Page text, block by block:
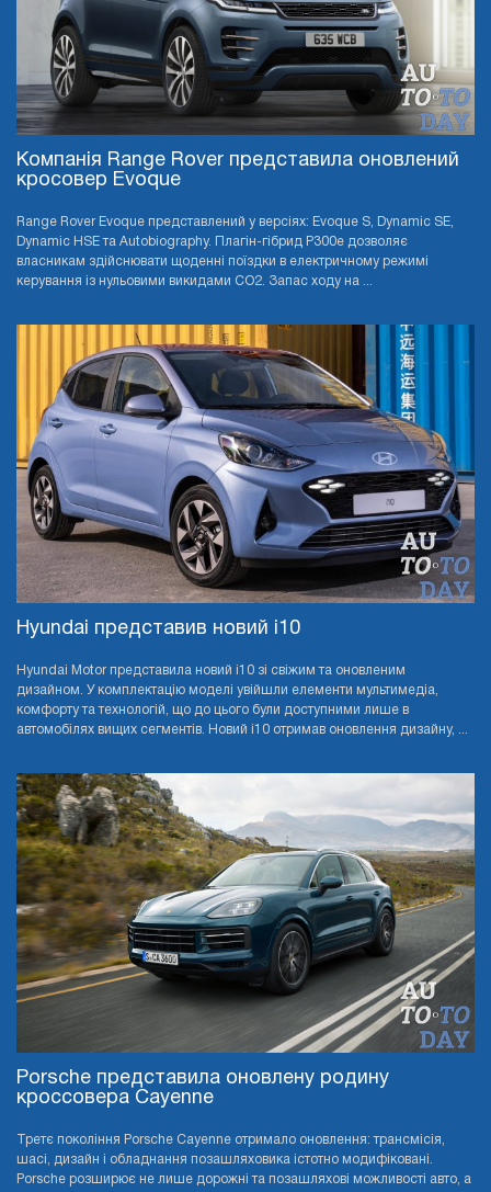
Компанія Range Rover представила оновлений
кросовер Evoque
Range Rover Evoque представлений у версіях: Evoque S, Dynamic SE,
Dynamic HSE та Autobiography. Плагін-гібрид P300e дозволяє
власникам здійснювати щоденні поїздки в електричному режимі
керування із нульовими викидами CO2. Запас ходу на ...
Hyundai представив новий i10
Hyundai Motor представила новий i10 зі свіжим та оновленим
дизайном. У комплектацію моделі увійшли елементи мультимедіа,
комфорту та технологій, що до цього були доступними лише в
автомобілях вищих сегментів. Новий i10 отримав оновлення дизайну, ...
Porsche представила оновлену родину
кроссовера Cayenne
Третє покоління Porsche Cayenne отримало оновлення: трансмісія,
шасі, дизайн і обладнання позашляховика істотно модифіковані.
Porsche розширює не лише дорожні та позашляхові можливості авто, а